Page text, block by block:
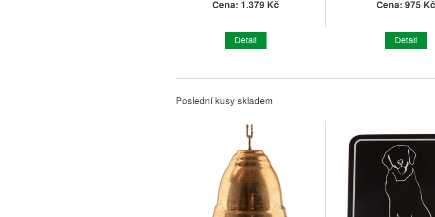
Cena: 1.379 Kč
Detail
Cena: 975 Kč
Detail
Poslední kusy skladem